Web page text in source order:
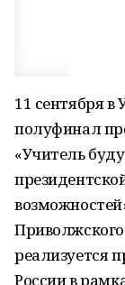
11 сентября в
полуфинал
«Учитель
реализуется
России в